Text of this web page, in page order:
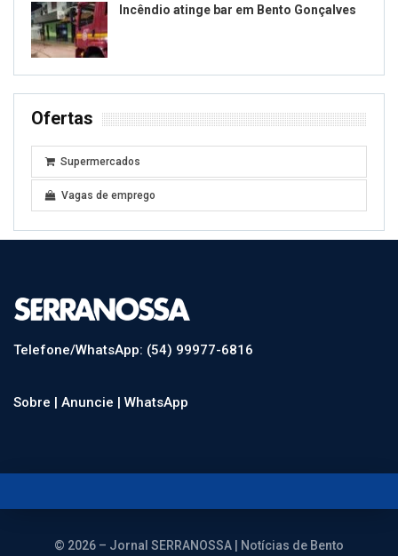
Incêndio atinge bar em Bento Gonçalves
Ofertas
Supermercados
Vagas de emprego
Telefone/WhatsApp: (54) 99977-6816
Sobre | Anuncie | WhatsApp
© 2026 – Jornal SERRANOSSA | Notícias de Bento